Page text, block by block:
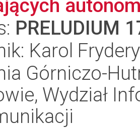
PRELUDIUM
Karol
Górniczo-
Wydział